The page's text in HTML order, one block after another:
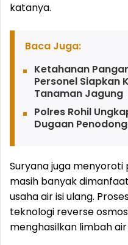
katanya.
Baca Juga:
Ketahanan
Personel Siapkan
Tanaman Jagung
Polres Rohil
Dugaan
Suryana juga
masih banyak
usaha air isi ulang.
teknologi reverse
menghasilkan limbah